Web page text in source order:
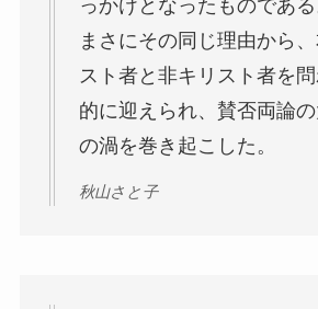
っかけとなったものである
まさにその同じ理由から
スト者と非キリスト者を
的に迎えられ、賛否両論
の渦を巻き起こした。
秋山さと子